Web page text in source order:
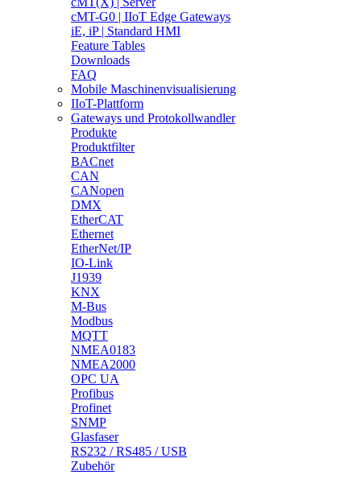
cMT-G0 | IIoT Edge Gateways
iE, iP | Standard HMI
Feature Tables
Downloads
FAQ
Mobile Maschinenvisualisierung
IIoT-Plattform
Gateways und Protokollwandler
Produkte
Produktfilter
BACnet
CAN
CANopen
DMX
EtherCAT
Ethernet
EtherNet/IP
IO-Link
J1939
KNX
M-Bus
Modbus
MQTT
NMEA0183
NMEA2000
OPC UA
Profibus
Profinet
SNMP
Glasfaser
RS232 / RS485 / USB
Zubehör